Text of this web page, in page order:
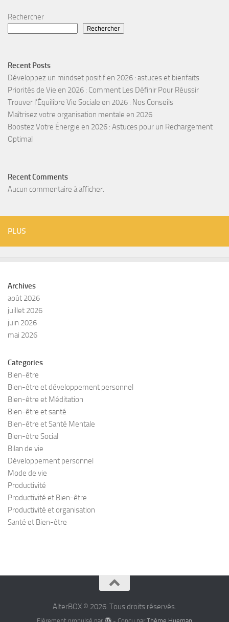
Rechercher
Rechercher
Recent Posts
Développez un mindset positif en 2026 : astuces et bienfaits
Priorités de Vie en 2026 : Comment Les Définir Pour Réussir
Trouver l’Équilibre Vie Sociale en 2026 : Nos Conseils
Maîtrisez votre organisation mentale en 2026
Boostez Votre Énergie en 2026 : Astuces pour un Rechargement
Optimal
Recent Comments
Aucun commentaire à afficher.
PLUS
Archives
août 2026
juillet 2026
juin 2026
mai 2026
Categories
Bien-être
Bien-être et développement personnel
Bien-être et Méditation
Bien-être et santé
Bien-être et Santé Mentale
Bien-être Social
Bilan de vie
Développement personnel
Mode de vie
Productivité
Productivité et Bien-être
Productivité et organisation
Santé et Bien-être
AlterBOX © 2026. Tous droits réservés.